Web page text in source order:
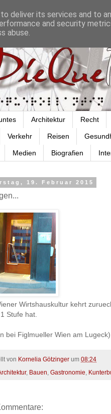
Architektur Recht
Verkehr Reisen
Medien Biografien
19. Februar 2015
Wirtshauskultur kehrt
Stufe hat.
bei Figlmueller Wien am Lugeck)
von Kornelia Götzinger um 08:24
, Bauen Gastronomie
deliver its services and to
and security
abuse.